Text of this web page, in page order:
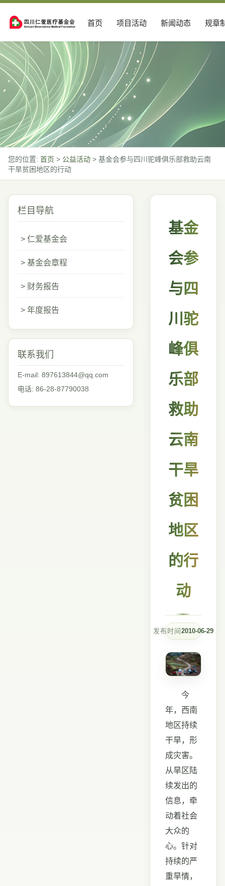
首页 项目活动 新闻动态 规章
您的位置: 首页 > 公益活动 > 基金会参与四川驼峰俱乐部救助云南
干旱贫困地区的行动
栏目导航
> 仁爱基金会
> 基金会章程
> 财务报告
> 年度报告
联系我们
E-mail: 897613844@qq.com
电话: 86-28-87790038
基金
会参
与四
川驼
峰俱
乐部
救助
云南
干旱
贫困
地区
的行
动
发布时间2010-06-29
今
年，西南
地区持续
干旱，形
成灾害。
从旱区陆
续发出的
信息，牵
动着社会
大众的
心。针对
持续的严
重旱情，